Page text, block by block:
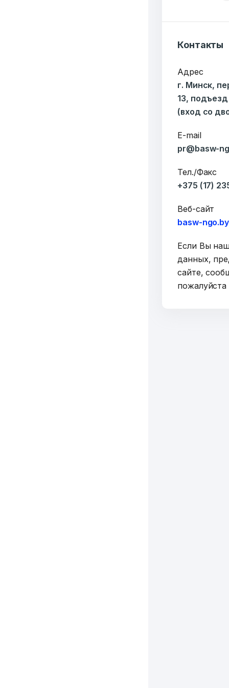
6549
3062
Публикаций"
Контакты
Адрес
г. Минск,
13,
(вход со
E-mail
pr@basw-
Тел./Факс
+375 (17)
Веб-сайт
basw-ngo.by
Если Вы
данных,
сайте,
пожалуйста